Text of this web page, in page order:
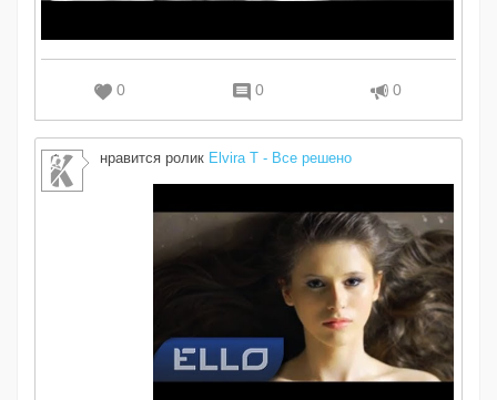
0 0 0
нравится ролик Elvira T - Все решено